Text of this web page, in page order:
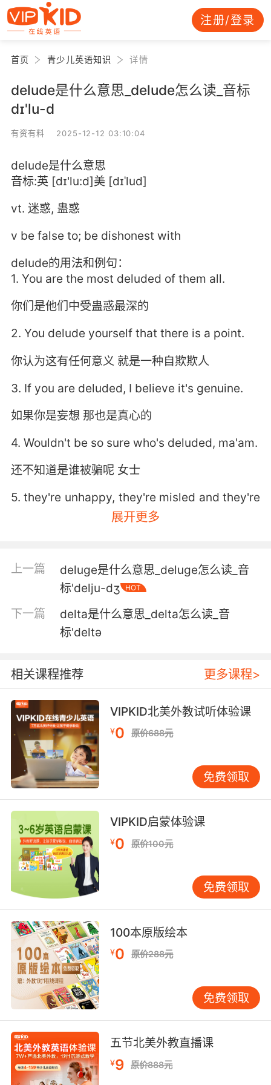
注册/登录
首页 青少儿英语知识 详情
delude是什么意思_delude怎么读_音标
dɪ'lu-d
有资有料 2025-12-12 03:10:04
delude是什么意思
音标:英 [dɪ'lu:d]美 [dɪˈlud]
vt. 迷惑, 蛊惑
v be false to; be dishonest with
delude的用法和例句：
1. You are the most deluded of them all.
你们是他们中受蛊惑最深的
2. You delude yourself that there is a point.
你认为这有任何意义 就是一种自欺欺人
3. If you are deluded, I believe it's genuine.
如果你是妄想 那也是真心的
4. Wouldn't be so sure who's deluded, ma'am.
还不知道是谁被骗呢 女士
5. they're unhappy, they're misled and they're
6. But I am not so deluded that I think that
we're going to win.
但我不会自欺欺人 以为我们会赢
7. We must not delude ourselves with a notion
我们不能用天真和无知 自欺欺人
8. As real as he could be in this deluded
fantasy that you stuck him in.
在这个你用来困住他的妄想幻境里 他也就那么真
is about following your dreams.
但你不要骗自己说 这是追逐你的梦想
10. You should know my sister is utterly
你應該知道我妹妹被完全迷暈了
展开更多
上一篇
deluge是什么意思_deluge怎么读_音
标'delju-dʒ
HOT
下一篇
delta是什么意思_delta怎么读_音
标'deltə
相关课程推荐 更多课程>
VIPKID北美外教试听体验课
¥0 原价688元
免费领取
VIPKID启蒙体验课
¥0 原价100元
免费领取
100本原版绘本
¥0 原价288元
免费领取
五节北美外教直播课
¥9 原价888元